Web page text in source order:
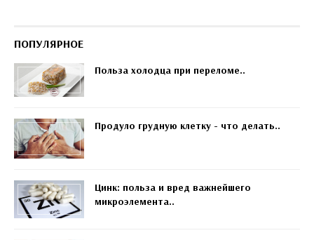
ПОПУЛЯРНОЕ
Польза холодца при переломе..
Продуло грудную клетку - что делать..
Цинк: польза и вред важнейшего
микроэлемента..